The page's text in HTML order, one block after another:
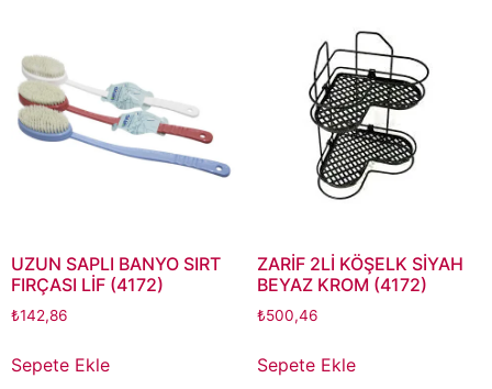
UZUN SAPLI BANYO SIRT
FIRÇASI LİF (4172)
₺142,86
Sepete Ekle
ZARİF 2Lİ KÖŞELK SİYAH
BEYAZ KROM (4172)
₺500,46
Sepete Ekle